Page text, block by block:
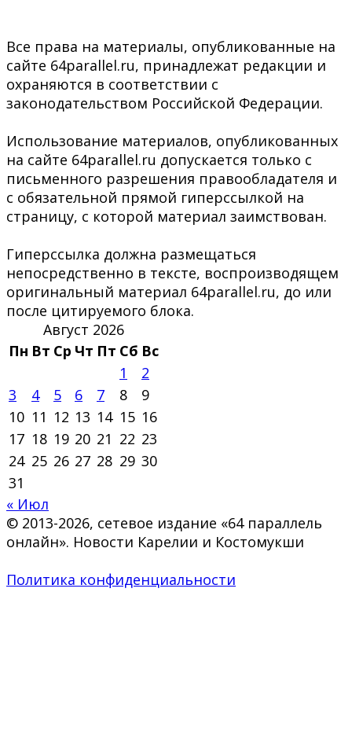
Все права на материалы, опубликованные на
сайте 64parallel.ru, принадлежат редакции и
охраняются в соответствии с
законодательством Российской Федерации.
Использование материалов, опубликованных
на сайте 64parallel.ru допускается только с
письменного разрешения правообладателя и
с обязательной прямой гиперссылкой на
страницу, с которой материал заимствован.
Гиперссылка должна размещаться
непосредственно в тексте, воспроизводящем
оригинальный материал 64parallel.ru, до или
после цитируемого блока.
Август 2026
Пн Вт Ср Чт Пт Сб Вс
1
2
3
4 5 6 7 8
9
10 11 12 13 14 15 16
17 18 19 20 21 22 23
24 25 26 27 28 29 30
31
« Июл
© 2013-2026, сетевое издание «64 параллель
онлайн». Новости Карелии и Костомукши
Политика конфиденциальности